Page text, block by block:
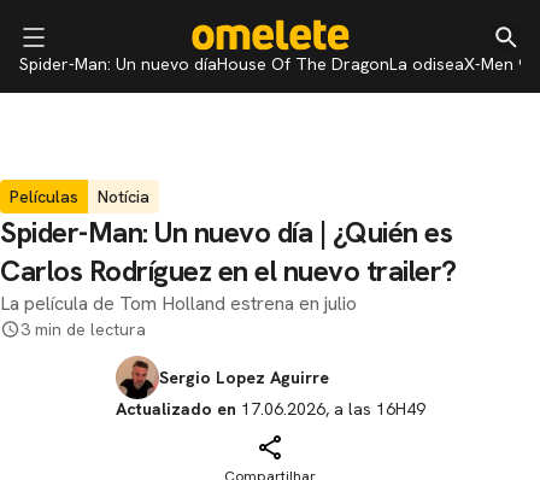
Spider-Man: Un nuevo díaHouse Of The DragonLa odiseaX-Men 97
Películas Notícia
Spider-Man: Un nuevo día | ¿Quién es
Carlos Rodríguez en el nuevo trailer?
La película de Tom Holland estrena en julio
3 min de lectura
Sergio Lopez Aguirre
Actualizado en 17.06.2026, a las 16H49